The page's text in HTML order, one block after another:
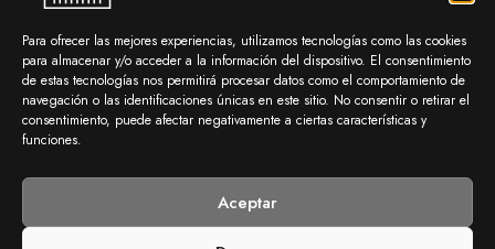
Para ofrecer las mejores experiencias, utilizamos tecnologías como las cookies
para almacenar y/o acceder a la información del dispositivo. El consentimiento
de estas tecnologías nos permitirá procesar datos como el comportamiento de
navegación o las identificaciones únicas en este sitio. No consentir o retirar el
consentimiento, puede afectar negativamente a ciertas características y
funciones.
Aceptar